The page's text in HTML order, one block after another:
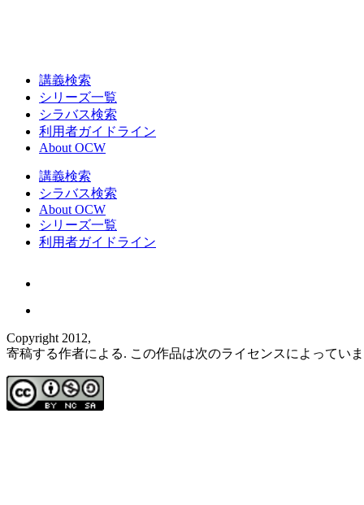
講義検索
シリーズ一覧
シラバス検索
利用者ガイドライン
About OCW
講義検索
シラバス検索
About OCW
シリーズ一覧
利用者ガイドライン
Copyright 2012,
寄稿する作者による. この作品は次のライセンスによってい